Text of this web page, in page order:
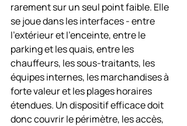
rarement sur un seul point faible. Elle
se joue dans les interfaces - entre
l’extérieur et l’enceinte, entre le
parking et les quais, entre les
chauffeurs, les sous-traitants, les
équipes internes, les marchandises à
forte valeur et les plages horaires
étendues. Un dispositif efficace doit
donc couvrir le périmètre, les accès,